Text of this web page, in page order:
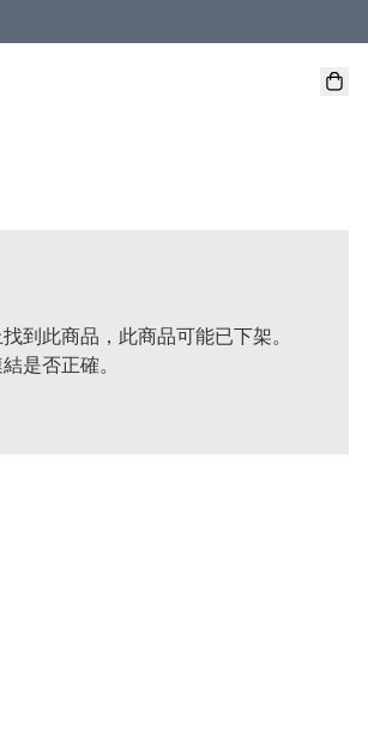
費優惠！（適用於 本地送貨、本地取貨 )
到此商品，此商品可能已下架。
是否正確。